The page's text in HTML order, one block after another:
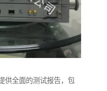
供全面的测试报告，包